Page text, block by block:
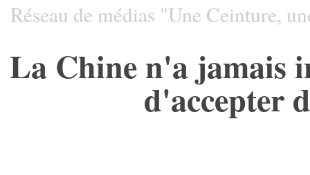
Réseau de médias "Une Ceinture,
La Chine n'a jamais
d'accepter